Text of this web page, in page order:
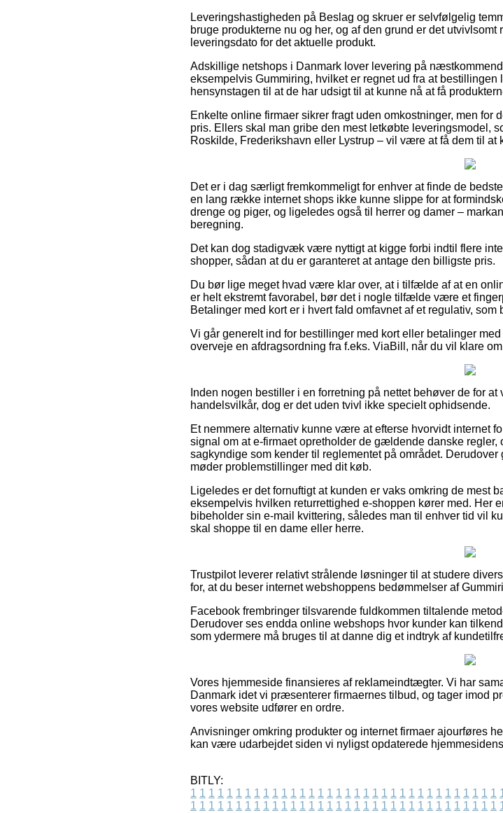
Leveringshastigheden på Beslag og skruer er selvfølgelig
bruge produkterne nu og her, og af den grund er det
leveringsdato for det aktuelle produkt.
Adskillige netshops i Danmark lover levering på
eksempelvis Gummiring, hvilket er regnet ud fra at
hensynstagen til at de har udsigt til at kunne nå at få
Enkelte online firmaer sikrer fragt uden omkostninger, men for
pris. Ellers skal man gribe den mest letkøbte leveringsmodel,
Roskilde, Frederikshavn eller Lystrup – vil være at få dem til at
Det er i dag særligt fremkommeligt for enhver at finde de
en lang række internet shops ikke kunne slippe for at
drenge og piger, og ligeledes også til herrer og damer –
beregning.
Det kan dog stadigvæk være nyttigt at kigge forbi indtil flere
shopper, sådan at du er garanteret at antage den billigste pris.
Du bør lige meget hvad være klar over, at i tilfælde af at en
er helt ekstremt favorabel, bør det i nogle tilfælde være et
Betalinger med kort er i hvert fald omfavnet af et regulativ,
Vi går generelt ind for bestillinger med kort eller betalinger
overveje en afdragsordning fra f.eks. ViaBill, når du vil klare
Inden nogen bestiller i en forretning på nettet behøver de for
handelsvilkår, dog er det uden tvivl ikke specielt ophidsende.
Et nemmere alternativ kunne være at efterse hvorvidt internet
signal om at e-firmaet opretholder de gældende danske
sagkyndige som kender til reglementet på området.
møder problemstillinger med dit køb.
Ligeledes er det fornuftigt at kunden er vaks omkring de mest
eksempelvis hvilken returrettighed e-shoppen kører med. Her
bibeholder sin e-mail kvittering, således man til enhver tid vil
skal shoppe til en dame eller herre.
Trustpilot leverer relativt strålende løsninger til at studere
for, at du beser internet webshoppens bedømmelser af
Facebook frembringer tilsvarende fuldkommen tiltalende
Derudover ses endda online webshops hvor kunder kan
som ydermere må bruges til at danne dig et indtryk af
Vores hjemmeside finansieres af reklameindtægter. Vi har
Danmark idet vi præsenterer firmaernes tilbud, og tager imod
vores website udfører en ordre.
Anvisninger omkring produkter og internet firmaer ajourføres
kan være udarbejdet siden vi nyligst opdaterede
BITLY:
1 1 1 1 1 1 1 1 1 1 1 1 1 1 1 1 1 1 1 1 1 1 1 1 1 1 1 1 1 1 1 1 1 1
1 1 1 1 1 1 1 1 1 1 1 1 1 1 1 1 1 1 1 1 1 1 1 1 1 1 1 1 1 1 1 1 1 1